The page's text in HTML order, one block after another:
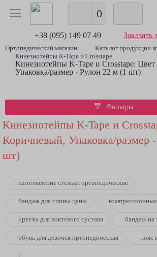
0
+38 (095) 149 07 49 Заказать
Ортопедический магазин
Каталог продукции
Кинезиотейпы K-Tape и Crosstape
Кинезиотейпы K-Tape и Crosstape:
Упаковка/размер - Рулон 22 м (1 шт)
Фильтры
Кинезиотейпы K-Tape и
Коричневый, Упаковка/размер
шт)
изготовление стельки ортопедические
бандаж для спины цены
ортезы для локтевого сустава бандаж на
обувь для девочек ортопедическая пояс